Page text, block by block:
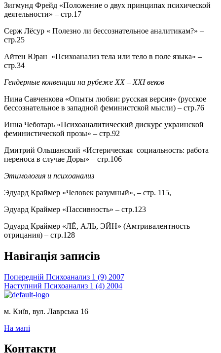
Зигмунд Фрейд «Положение о двух принципах психической
деятельности» – стр.17
Серж Лёсур « Полезно ли бессознательное аналитикам?» –
стр.25
Айтен Юран «Психоанализ тела или тело в поле языка» –
стр.34
Гендерные конвенции на рубеже ХХ – ХХIвеков
Нина Савченкова «Опыты любви: русская версия» (русское
бессознательное в западной феминистской мысли) – стр.76
Инна Чеботарь «Психоаналитический дискурс украинской
феминистической прозы» – стр.92
Дмитрий Ольшанский «Истерическая социальность: работа
переноса в случае Доры» – стр.106
Этимология и психоанализ
Эдуард Краймер «Человек разумный», – стр. 115,
Эдуард Краймер «Пассивность» – стр.123
Эдуард Краймер «ЛЁ, АЛЬ, ЭЙН» (Амтривалентность
отрицания) – стр.128
Навігація записів
Попередній Психоанализ 1 (9) 2007
Наступний Психоанализ 1 (4) 2004
м. Київ, вул. Лаврська 16
На мапі
Контакти